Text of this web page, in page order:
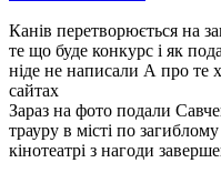
Канів перетворюється на
те що буде конкурс і як
ніде не написали А про те
сайтах
Зараз на фото подали
трауру в місті по
кінотеатрі з нагоди